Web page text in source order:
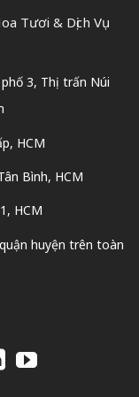
Tươi & Dịch Vụ
3, Thị trấn Núi
HCM
Bình, HCM
HCM
huyện trên toàn